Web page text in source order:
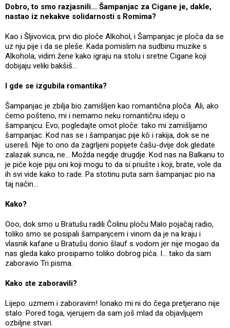
Dobro, to smo razjasnili... Šampanjac za Cigane je, dakle,
nastao iz nekakve solidarnosti s Romima?
Kao i Šljivovica, prvi dio ploče Alkohol, i Šampanjac je ploča da se
uz nju pije i da se pleše. Kada pomislim na sudbinu muzike s
Alkohola, vidim žene kako igraju na stolu i sretne Cigane koji
dobijaju veliki bakšiš...
I gde se izgubila romantika?
Šampanjac je zbilja bio zamišljen kao romantična ploča. Ali, ako
ćemo pošteno, mi i nemamo neku romantičnu ideju o
šampanjcu. Evo, pogledajte omot ploče: tako mi zamišljamo
šampanjac. Kod nas se i šampanjac pije kô i rakija, dok se ne
usereš. Nije to ono da zagrljeni popijete čašu-dvije dok gledate
zalazak sunca, ne... Možda negdje drugdje. Kod nas na Balkanu to
je piće koje piju oni koji mogu to da si priušte i koji, brate, vole da
ih svi vide kako to rade. Pa stotinu puta sam šampanjac pio na
taj način...
Kako?
Ooo, dok smo u Bratušu radili Čolinu ploču Malo pojačaj radio,
toliko smo se posipali šampanjcem i vinom da je na kraju i
vlasnik kafane u Bratušu donio šlauf s vodom jer nije mogao da
nas gleda kako prosipamo toliko dobrog pića. I... tako da sam
zaboravio Tri pisma.
Kako ste zaboravili?
Lijepo: uzmem i zaboravim! Ionako mi ni do čega pretjerano nije
stalo. Pored toga, vjerujem da sam još mlad da objavljujem
ozbiljne stvari.